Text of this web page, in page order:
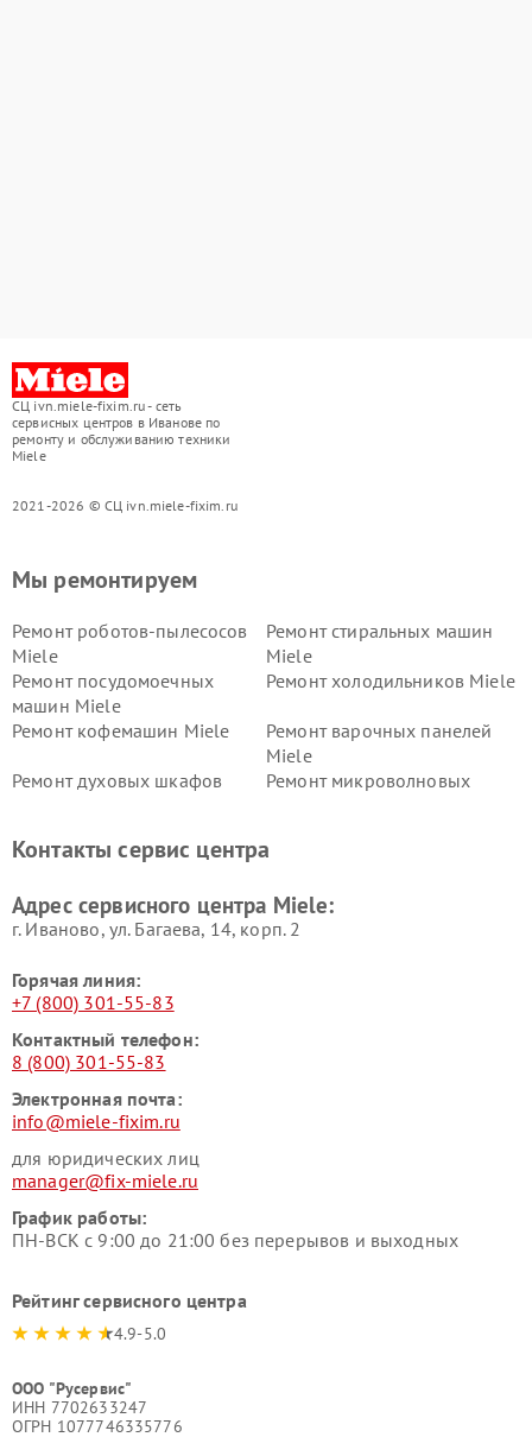
СЦ ivn.miele-fixim.ru - сеть
сервисных центров в Иванове по
ремонту и обслуживанию техники
Miele
2021-2026 © СЦ ivn.miele-fixim.ru
Мы ремонтируем
Ремонт роботов-пылесосов
Miele
Ремонт стиральных машин
Miele
Ремонт посудомоечных
машин Miele
Ремонт холодильников Miele
Ремонт кофемашин Miele
Ремонт варочных панелей
Miele
Ремонт духовых шкафов
Ремонт микроволновых
Miele
Miele
пылесосов Miele
Контакты сервис центра
Адрес сервисного центра Miele:
г. Иваново, ул. Багаева, 14, корп. 2
Горячая линия:
+7 (800) 301-55-83
Контактный телефон:
8 (800) 301-55-83
Электронная почта:
info@miele-fixim.ru
для юридических лиц
manager@fix-miele.ru
График работы:
ПН-ВСК с 9:00 до 21:00 без перерывов и выходных
Рейтинг сервисного центра
4.9-5.0
ООО "Русервис"
ИНН 7702633247
ОГРН 1077746335776